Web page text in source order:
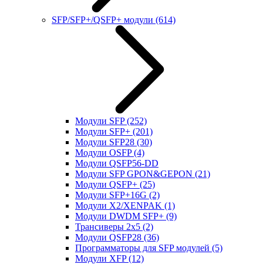
SFP/SFP+/QSFP+ модули (614)
Модули SFP(252)
Модули SFP+ (201)
Модули SFP28 (30)
Модули OSFP(4)
Модули QSFP56-DD
Модули SFP GPON&GEPON (21)
Модули QSFP+ (25)
Модули SFP+16G (2)
Модули X2/XENPAK (1)
Модули DWDM SFP+ (9)
Трансиверы 2x5 (2)
Модули QSFP28 (36)
Программаторы для SFP модулей (5)
Модули XFP(12)